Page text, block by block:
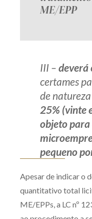
ME/EPP
III – deverá
certames
de
25% (vinte
objeto
pequeno
Apesar de indicar o
quantitativo total
ME/EPPs, a LC nº